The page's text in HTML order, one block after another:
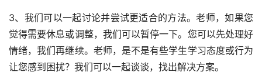
3、我们可以一起讨论并尝试更适合的方法。老师，如果您
觉得需要休息或调整，我们可以暂停一下。您可以先处理好
情绪，我们再继续。老师，是不是有些学生学习态度或行为
让您感到困扰？我们可以一起谈谈，找出解决方案。